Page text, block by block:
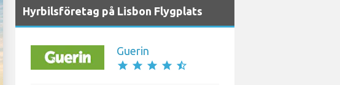
Hyrbilsföretag på Lisbon Flygplats
Guerin
star star star star star_half